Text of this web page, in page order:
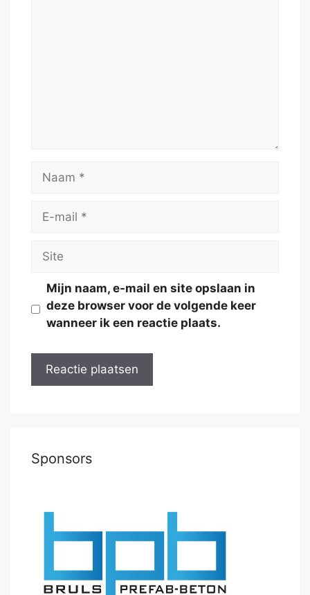
Naam
Site
Mijn naam, e-mail en site opslaan in
deze browser voor de volgende keer
wanneer ik een reactie plaats.
Sponsors